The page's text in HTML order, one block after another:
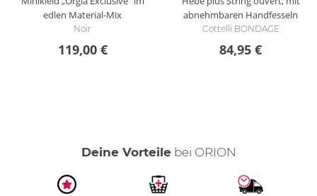
edlen Material-Mix
Noir
119,00 €
abnehmbaren Handfesseln
Cottelli BONDAGE
84,95 €
Deine Vorteilebei ORION